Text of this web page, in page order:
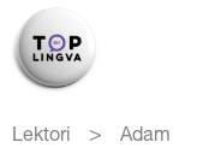
Lektori > Adam